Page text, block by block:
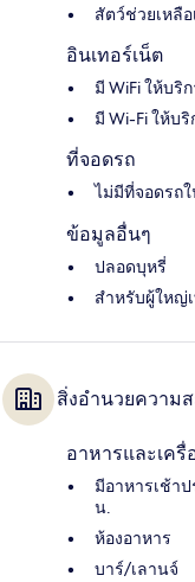
สัตว์ช่วยเหลื
อินเทอร์เน็ต
มี WiFi ให้บริ
มี Wi-Fi ให้บ
ที่จอดรถ
ไม่มีที่จอดรถ
ข้อมูลอื่นๆ
ปลอดบุหรี่
สำหรับผู้ใหญ่
สิ่งอำนวยความ
อาหารและเครื่
มีอาหารเช้าป
น.
ห้องอาหาร
บาร์/เลานจ์